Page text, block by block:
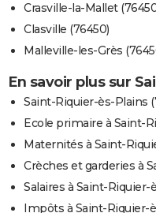
Crasville-la-Mallet
Clasville (76450)
Malleville-les-Grès
En savoir plus sur
Saint-Riquier-ès-Plains
Ecole primaire à Saint-
Maternités à Saint-
Crèches et garderies à
Salaires à Saint-Riquier-
Impôts à Saint-Riquier-